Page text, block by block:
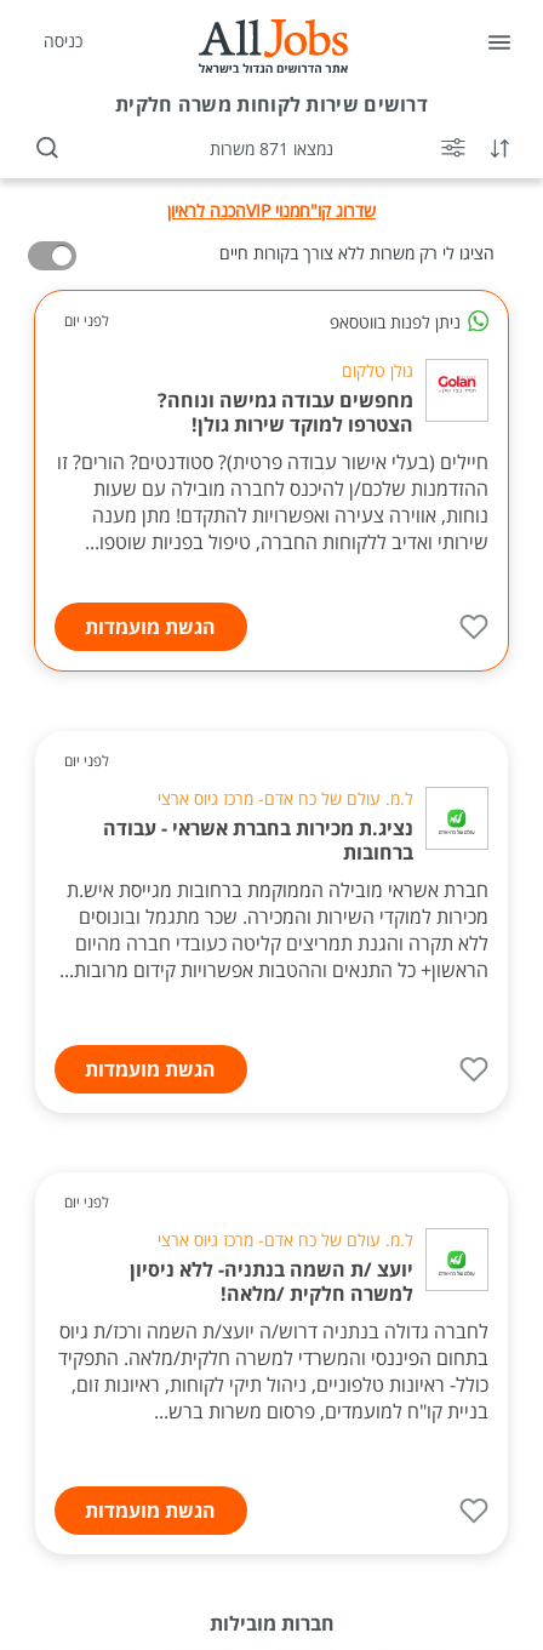
כניסה
דרושים שירות לקוחות משרה חלקית
נמצאו 871 משרות
שדרוג קו"חמנוי VIP
הכנה לראיון
הציגו לי רק משרות ללא צורך בקורות חיים
ניתן לפנות בווטסאפ לפני יום
גולן טלקום
מחפשים עבודה גמישה ונוחה?
הצטרפו למוקד שירות גולן!
חיילים (בעלי אישור עבודה פרטית)? סטודנטים? הורים? זו
ההזדמנות שלכם/ן להיכנס לחברה מובילה עם שעות
נוחות, אווירה צעירה ואפשרויות להתקדם! מתן מענה
שירותי ואדיב ללקוחות החברה, טיפול בפניות שוטפו...
הגשת מועמדות
לפני יום
ל.מ. עולם של כח אדם- מרכז גיוס ארצי
נציג.ת מכירות בחברת אשראי - עבודה
ברחובות
חברת אשראי מובילה הממוקמת ברחובות מגייסת איש.ת
מכירות למוקדי השירות והמכירה. שכר מתגמל ובונוסים
ללא תקרה והגנת תמריצים קליטה כעובדי חברה מהיום
הראשון+ כל התנאים וההטבות אפשרויות קידום מרובות...
הגשת מועמדות
לפני יום
ל.מ. עולם של כח אדם- מרכז גיוס ארצי
יועצ /ת השמה בנתניה- ללא ניסיון
למשרה חלקית /מלאה!
לחברה גדולה בנתניה דרוש/ה יועצ/ת השמה ורכז/ת גיוס
בתחום הפיננסי והמשרדי למשרה חלקית/מלאה. התפקיד
כולל- ראיונות טלפוניים, ניהול תיקי לקוחות, ראיונות זום,
בניית קו"ח למועמדים, פרסום משרות ברש...
הגשת מועמדות
חברות מובילות